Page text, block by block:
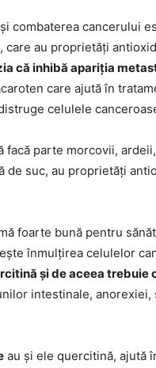
combaterea cancerului
care au proprietăți
că inhibă apariția
care ajută în
celulele
facă parte morcovii,
de suc, au proprietăți
foarte bună pentru
înmulțirea celulelor
și de aceea trebuie
intestinale,
au și ele quercitină, ajută